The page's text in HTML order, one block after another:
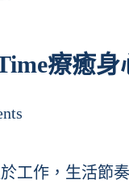
療癒身
工作，生活節